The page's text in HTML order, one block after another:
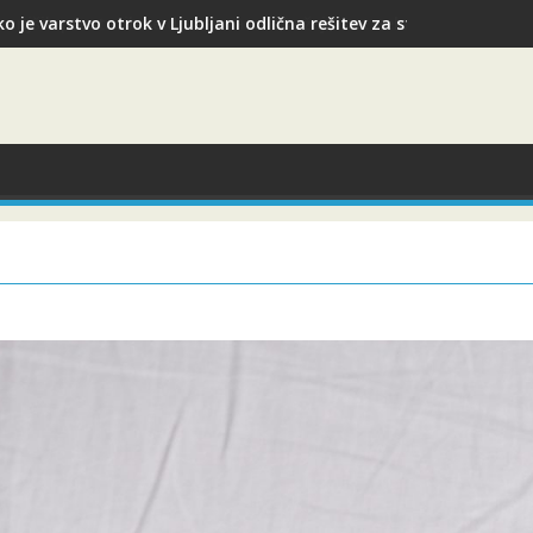
je varstvo otrok v Ljubljani odlična rešitev za starše med